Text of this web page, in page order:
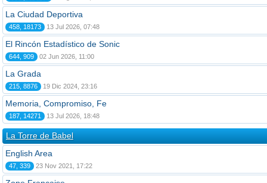
La Ciudad Deportiva
458, 18173 13 Jul 2026, 07:48
El Rincón Estadístico de Sonic
644, 909 02 Jun 2026, 11:00
La Grada
215, 8876 19 Dic 2024, 23:16
Memoria, Compromiso, Fe
187, 14271 13 Jul 2026, 18:48
La Torre de Babel
English Area
47, 339 23 Nov 2021, 17:22